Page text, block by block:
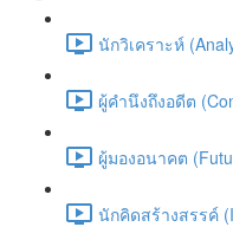
นักวิเคราะห์
ผู้คำนึงถึงอดีต
ผู้มองอนาคต
นักคิดสร้างสรรค์